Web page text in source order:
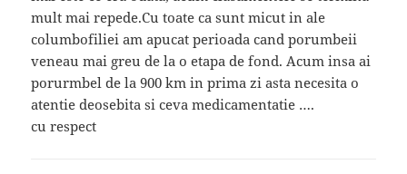
mult mai repede.Cu toate ca sunt micut in ale
columbofiliei am apucat perioada cand porumbeii
veneau mai greu de la o etapa de fond. Acum insa ai
porurmbel de la 900 km in prima zi asta necesita o
atentie deosebita si ceva medicamentatie ….
cu respect